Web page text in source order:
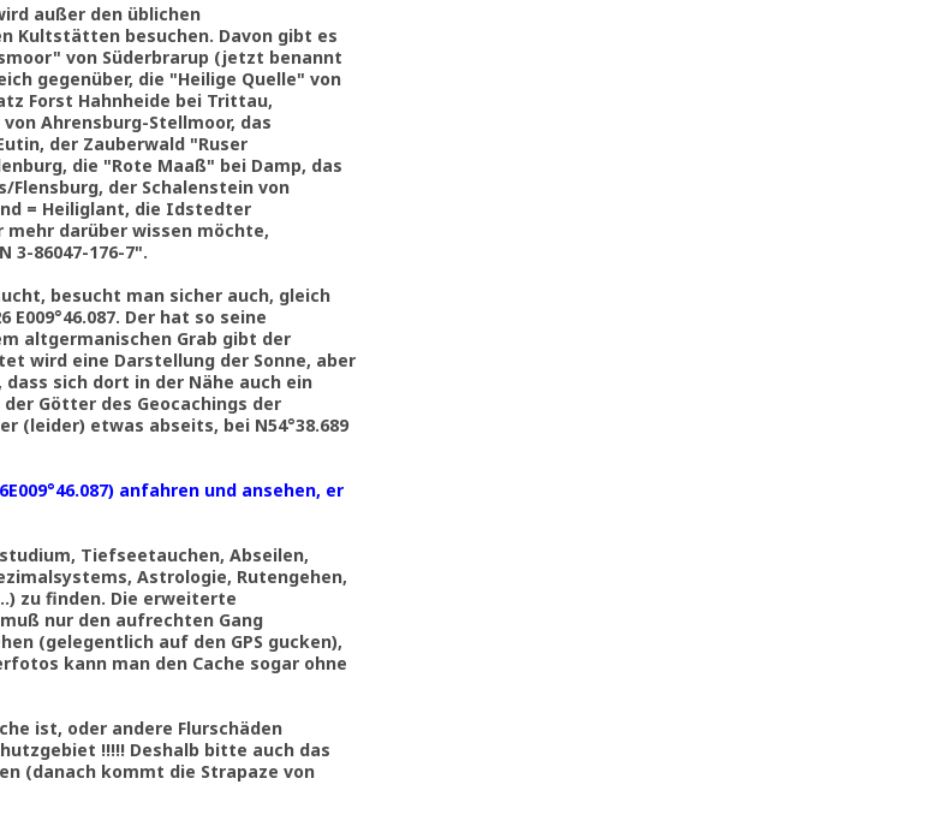
außer den üblichen
Kultstätten besuchen. Davon gibt es
von Süderbrarup (jetzt benannt
gegenüber, die "Heilige Quelle" von
Forst Hahnheide bei Trittau,
Ahrensburg-Stellmoor, das
der Zauberwald "Ruser
die "Rote Maaß" bei Damp, das
der Schalenstein von
= Heiliglant, die Idstedter
mehr darüber wissen möchte,
3-86047-176-7".
besucht man sicher auch, gleich
E009°46.087. Der hat so seine
altgermanischen Grab gibt der
wird eine Darstellung der Sonne, aber
sich dort in der Nähe auch ein
Götter des Geocachings der
(leider) etwas abseits, bei N54°38.689
anfahren und ansehen, er
Tiefseetauchen, Abseilen,
Astrologie, Rutengehen,
zu finden. Die erweiterte
nur den aufrechten Gang
(gelegentlich auf den GPS gucken),
kann man den Cache sogar ohne
ist, oder andere Flurschäden
!!!!! Deshalb bitte auch das
(danach kommt die Strapaze von